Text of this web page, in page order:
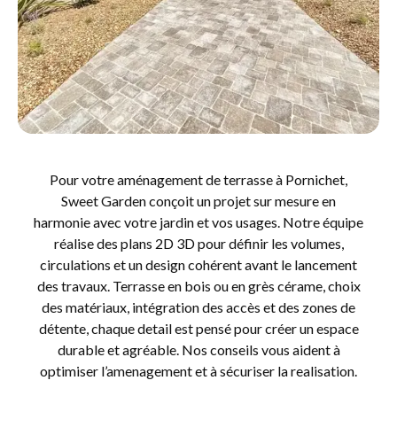
Pour votre aménagement de terrasse à Pornichet,
Sweet Garden conçoit un projet sur mesure en
harmonie avec votre jardin et vos usages. Notre équipe
réalise des plans 2D 3D pour définir les volumes,
circulations et un design cohérent avant le lancement
des travaux. Terrasse en bois ou en grès cérame, choix
des matériaux, intégration des accès et des zones de
détente, chaque detail est pensé pour créer un espace
durable et agréable. Nos conseils vous aident à
optimiser l’amenagement et à sécuriser la realisation.